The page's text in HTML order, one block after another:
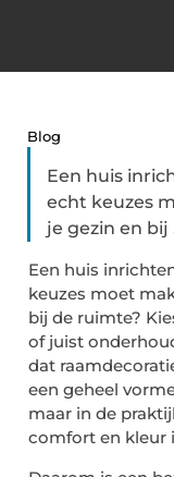
Blog
Een huis
echt keuzes
je gezin en bij
Een huis
keuzes moet
bij de ruimte?
of juist
dat
een geheel
maar in de
comfort en kleur